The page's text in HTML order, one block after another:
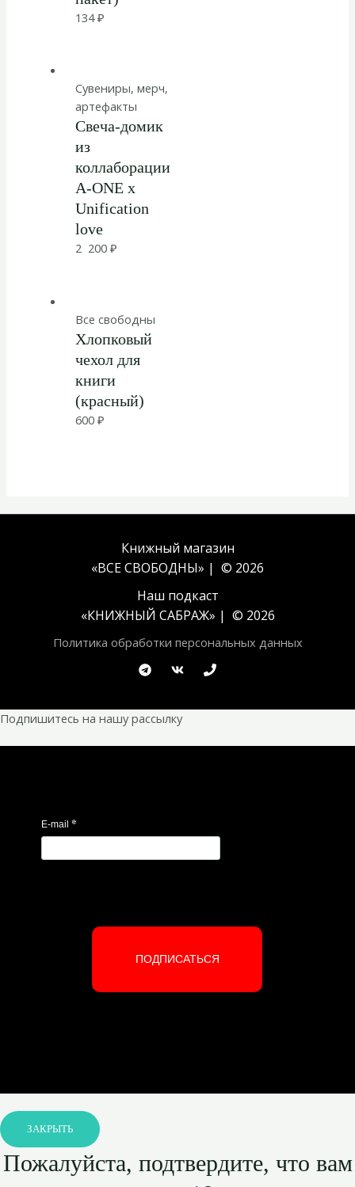
134₽
Сувениры, мерч,
артефакты
Свеча-домик
из
коллаборации
A-ONE x
Unification
love
2 200₽
Все свободны
Хлопковый
чехол для
книги
(красный)
600₽
Книжный магазин
«ВСЕ СВОБОДНЫ» | © 2026
Наш подкаст
«КНИЖНЫЙ САБРАЖ» | © 2026
Политика обработки персональных данных
Подпишитесь на нашу рассылку
E-mail *
ПОДПИСАТЬСЯ
ЗАКРЫТЬ
Пожалуйста, подтвердите, что вам